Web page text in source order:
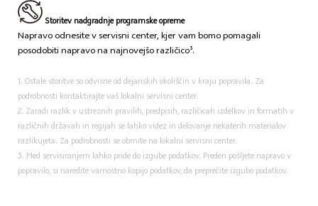
Storitev nadgradnje programske opreme
Napravo odnesite v servisni center, kjer vam bomo pomagali
posodobiti napravo na najnovejšo različico³.
1. Ostale storitve so odvisne od dejanskih okoliščin v kraju popravila. Za
podrobnosti kontaktirajte vaš lokalni servisni center.
2. Zaradi razlik v ustreznih pravilih, predpisih, različicah izdelkov in formatih v
različnih državah in regijah se lahko videz in delovanje nekaterih materialov
razlikujeta. Za podrobnosti se obrnite na lokalni servisni center.
3. Med servisiranjem lahko pride do izgube podatkov. Preden pošljete napravo v
popravilo, si naredite varnostno kopijo podatkov, da preprečite izgubo podatkov.